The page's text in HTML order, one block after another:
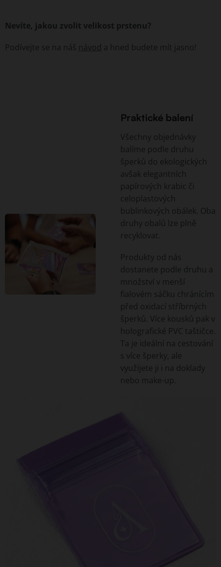
Nevíte, jakou zvolit velikost prstenu?
Podívejte se na náš návod a hned budete mít jasno!
Praktické balení
Všechny objednávky
balíme podle druhu
šperků do ekologických
avšak elegantních
papírových krabic či
celoplastových
bublinkových obálek. Oba
druhy obalů lze plně
recyklovat.
Produkty od nás
dostanete podle druhu a
množství v menší
fialovém sáčku chránícím
před oxidací stříbrných
šperků. Více kousků pak v
holografické PVC taštičce.
Ta je i deální na cestování
s více šperky, ale
využijete ji i na doklady
nebo make-up.